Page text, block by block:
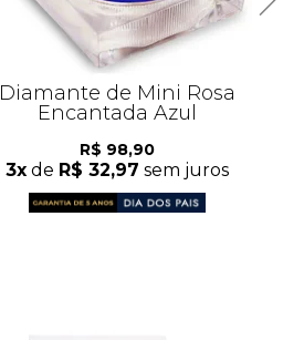
Diamante de Mini Rosa
Encantada Azul
R$ 98,90
3x de R$ 32,97 sem juros